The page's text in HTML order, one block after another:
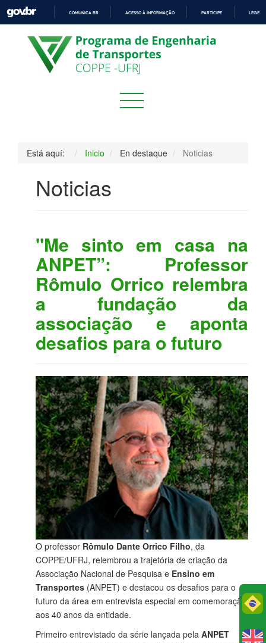
PARA
O
CONTEÚDO
COMUNICA BR ACESSO À INFORMAÇÃO PARTICIPE
Está aquí: Inicio En destaque Noticias
Noticias
"Me sinto em casa na
ANPET”: Professor
Rômulo Orrico relembra
a fundação da
associação e aponta
desafios para o futuro
O professor Rômulo Dante Orrico Filho, da
COPPE/UFRJ, relembrou a trajetória de criação da
Associação Nacional de Pesquisa e Ensino em
Transportes (ANPET) e destacou os desafios para o
futuro da área em entrevista especial em comemoração
aos 40 anos da entidade.
Primeiro entrevistado da série lançada pela ANPET